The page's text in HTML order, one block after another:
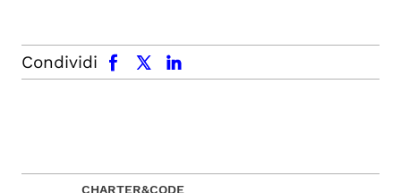
Condividi
facebook x.com linkedin
CHARTER&CODE